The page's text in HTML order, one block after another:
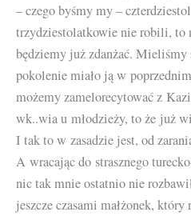
– czego byśmy my –
trzydziestolatkowie nie robili, to
będziemy już zdanżać. Mieliśmy
pokolenie miało ją w
możemy zamelorecytować z
wk..wia u młodzieży, to że już
I tak to w zasadzie jest, od
A wracając do strasznego
nic tak mnie ostatnio nie
jeszcze czasami małżonek, który